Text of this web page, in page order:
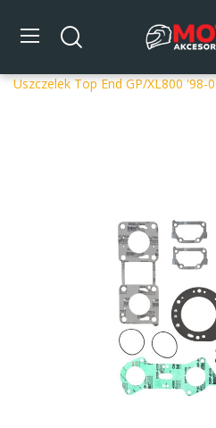
Strona główna DLA
Uszczelek Top End GP/XL800 '98-